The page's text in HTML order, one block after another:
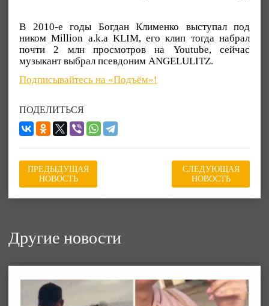
В 2010-е годы Богдан Клименко выступал под
ником Million a.k.a KLIM, его клип тогда набрал
почти 2 млн просмотров на Youtube, сейчас
музыкант выбрал псевдоним ANGELULITZ.
Подписывайтесь на «Подъём»!
ПОДЕЛИТЬСЯ
ПРЕДЫДУЩАЯ
НОВОСТЬ
СЛЕДУЮЩАЯ
НОВОСТЬ
Другие новости